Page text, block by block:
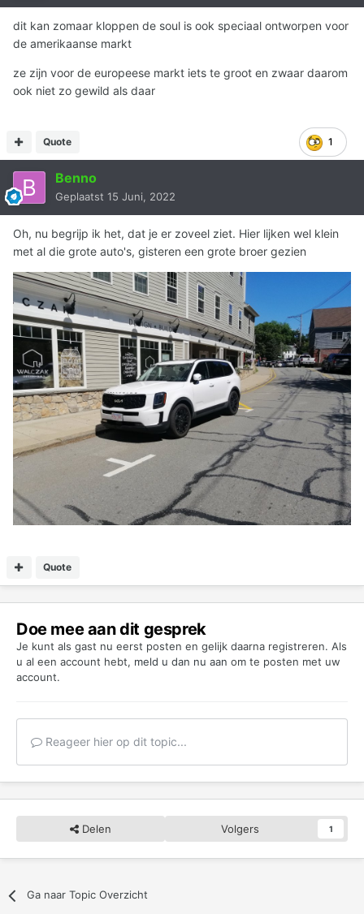
dit kan zomaar kloppen de soul is ook speciaal ontworpen voor
de amerikaanse markt
ze zijn voor de europeese markt iets te groot en zwaar daarom
ook niet zo gewild als daar
1
Quote
Benno
Geplaatst 15 Juni, 2022
Oh, nu begrijp ik het, dat je er zoveel ziet. Hier lijken wel klein
met al die grote auto's, gisteren een grote broer gezien
Quote
Doe mee aan dit gesprek
Je kunt als gast nu eerst posten en gelijk daarna registreren. Als
u al een account hebt, meld u dan nu aan om te posten met uw
account.
Reageer hier op dit topic...
Delen Volgers 1
Ga naar Topic Overzicht